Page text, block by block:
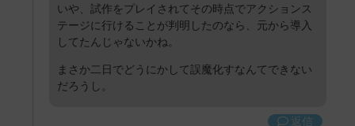
いや、試作をプレイされてその時点でアクションス
テージに行けることが判明したのなら、元から導入
してたんじゃないかね。
まさか二日でどうにかして誤魔化すなんてできない
だろうし。
返信